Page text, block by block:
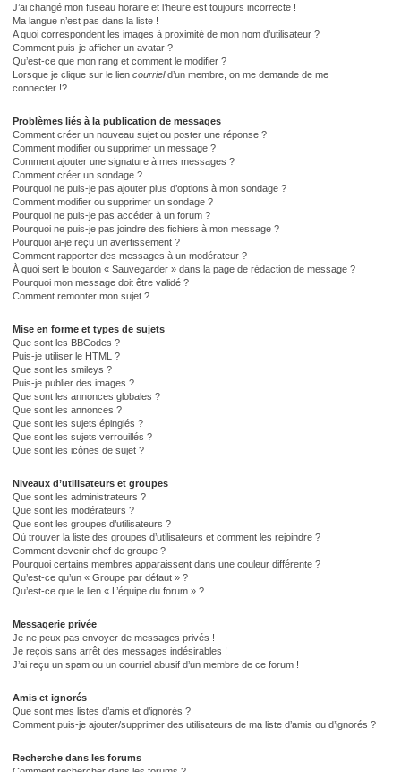
J’ai changé mon fuseau horaire et l’heure est toujours incorrecte !
Ma langue n’est pas dans la liste !
A quoi correspondent les images à proximité de mon nom d’utilisateur ?
Comment puis-je afficher un avatar ?
Qu’est-ce que mon rang et comment le modifier ?
Lorsque je clique sur le lien courrield’un membre, on me demande de me
connecter !?
Problèmes liés à la publication de messages
Comment créer un nouveau sujet ou poster une réponse ?
Comment modifier ou supprimer un message ?
Comment ajouter une signature à mes messages ?
Comment créer un sondage ?
Pourquoi ne puis-je pas ajouter plus d’options à mon sondage ?
Comment modifier ou supprimer un sondage ?
Pourquoi ne puis-je pas accéder à un forum ?
Pourquoi ne puis-je pas joindre des fichiers à mon message ?
Pourquoi ai-je reçu un avertissement ?
Comment rapporter des messages à un modérateur ?
À quoi sert le bouton « Sauvegarder » dans la page de rédaction de message ?
Pourquoi mon message doit être validé ?
Comment remonter mon sujet ?
Mise en forme et types de sujets
Que sont les BBCodes ?
Puis-je utiliser le HTML ?
Que sont les smileys ?
Puis-je publier des images ?
Que sont les annonces globales ?
Que sont les annonces ?
Que sont les sujets épinglés ?
Que sont les sujets verrouillés ?
Que sont les icônes de sujet ?
Niveaux d’utilisateurs et groupes
Que sont les administrateurs ?
Que sont les modérateurs ?
Que sont les groupes d’utilisateurs ?
Où trouver la liste des groupes d’utilisateurs et comment les rejoindre ?
Comment devenir chef de groupe ?
Pourquoi certains membres apparaissent dans une couleur différente ?
Qu’est-ce qu’un « Groupe par défaut » ?
Qu’est-ce que le lien « L’équipe du forum » ?
Messagerie privée
Je ne peux pas envoyer de messages privés !
Je reçois sans arrêt des messages indésirables !
J’ai reçu un spam ou un courriel abusif d’un membre de ce forum !
Amis et ignorés
Que sont mes listes d’amis et d’ignorés ?
Comment puis-je ajouter/supprimer des utilisateurs de ma liste d’amis ou d’ignorés ?
Recherche dans les forums